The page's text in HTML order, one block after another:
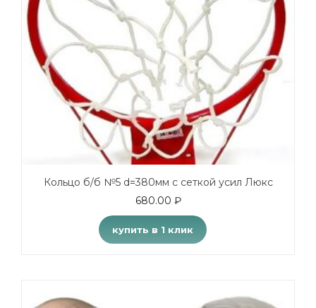
Кольцо б/б №5 d=380мм с сеткой усил Люкс
680.00 ₽
купить в 1 клик